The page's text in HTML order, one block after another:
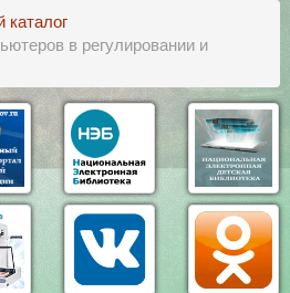
каталог
в регулировании и